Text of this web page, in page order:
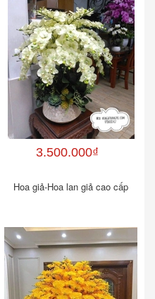
3.500.000₫
Hoa giả-Hoa lan giả cao cấp